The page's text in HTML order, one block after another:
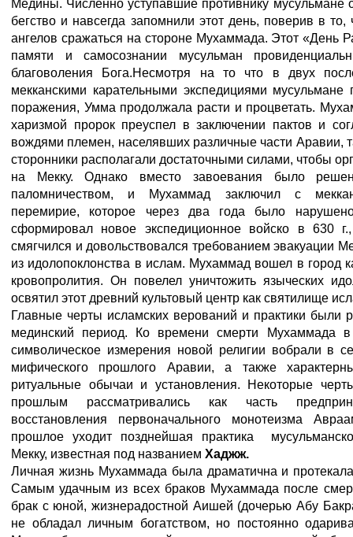
Медины. Численно уступавшие противнику мусульмане
бегство и навсегда запомнили этот день, поверив в то,
ангелов сражаться на стороне Мухаммада. Этот «День
памяти и самосознании мусульман
благоволения Бога.Несмотря на то что в двух
мекканскими карательными экспедициями мусульмане
поражения, Умма продолжала расти и процветать.
харизмой пророк преуспел в заключении пактов и
вождями племен, населявших различные части Аравии,
сторонники располагали достаточными силами, чтобы
на Мекку. Однако вместо завоевания было
паломничеством, и Мухаммад заключил с
перемирие, которое через два года было
сформировал новое экспедиционное войско в 630
смягчился и довольствовался требованием эвакуации
из идолопоклонства в ислам. Мухаммад вошел в город
кровопролития. Он повелел уничтожить языческих
освятил этот древний культовый центр как святилище
Главные черты исламских верований и практики были
мединский период. Ко времени смерти Мухаммада
символическое измерения новой религии вобрали в
мифического прошлого Аравии, а также
ритуальные обычаи и установления. Некоторые
прошлым рассматривались как часть
восстановления первоначального монотеизма
прошлое уходит позднейшая практика
Мекку, известная под названием Хаджж.
Личная жизнь Мухаммада была драматична и
Самым удачным из всех браков Мухаммада после
брак с юной, жизнерадостной Аишей (дочерью Абу
не обладал личным богатством, но постоянно